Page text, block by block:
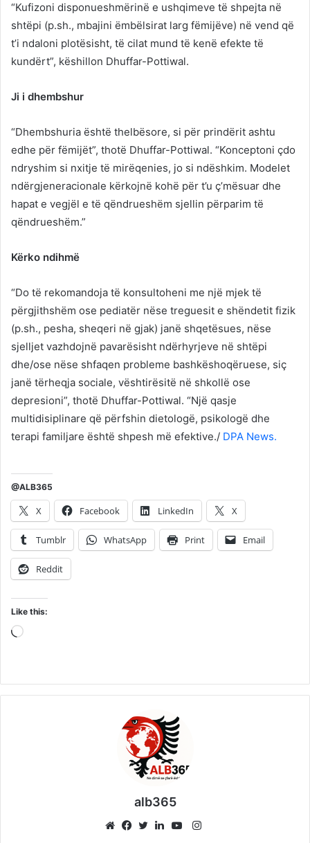
“Kufizoni disponueshmërinë e ushqimeve të shpejta në
shtëpi (p.sh., mbajini ëmbëlsirat larg fëmijëve) në vend që
t’i ndaloni plotësisht, të cilat mund të kenë efekte të
kundërt”, këshillon Dhuffar-Pottiwal.
Ji i dhembshur
“Dhembshuria është thelbësore, si për prindërit ashtu
edhe për fëmijët”, thotë Dhuffar-Pottiwal. “Konceptoni çdo
ndryshim si nxitje të mirëqenies, jo si ndëshkim. Modelet
ndërgjeneracionale kërkojnë kohë për t’u ç’mësuar dhe
hapat e vegjël e të qëndrueshëm sjellin përparim të
qëndrueshëm.”
Kërko ndihmë
“Do të rekomandoja të konsultoheni me një mjek të
përgjithshëm ose pediatër nëse treguesit e shëndetit fizik
(p.sh., pesha, sheqeri në gjak) janë shqetësues, nëse
sjelljet vazhdojnë pavarësisht ndërhyrjeve në shtëpi
dhe/ose nëse shfaqen probleme bashkëshoqëruese, siç
janë tërheqja sociale, vështirësitë në shkollë ose
depresioni”, thotë Dhuffar-Pottiwal. “Një qasje
multidisiplinare që përfshin dietologë, psikologë dhe
terapi familjare është shpesh më efektive./ DPA News.
@ALB365
X Facebook LinkedIn X
Tumblr WhatsApp Print Email
Reddit
Like this:
Loading…
alb365
Instagram